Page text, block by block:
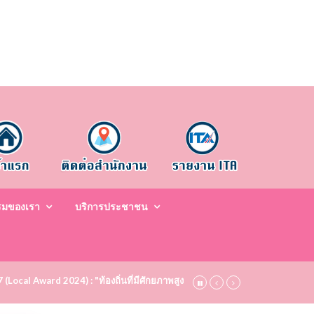
ของเรา บริการประชาชน
Award 2024) : "ท้องถิ่นที่มีศักยภาพสูง ระดับชมเชย (Bronze)" ประจำปี